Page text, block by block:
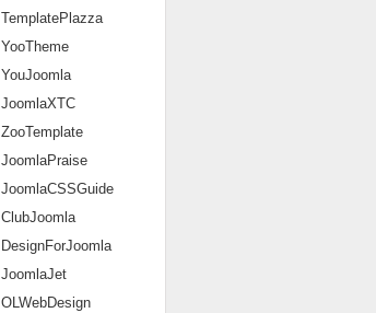
TemplatePlazza
YooTheme
YouJoomla
JoomlaXTC
ZooTemplate
JoomlaPraise
JoomlaCSSGuide
ClubJoomla
DesignForJoomla
JoomlaJet
OLWebDesign